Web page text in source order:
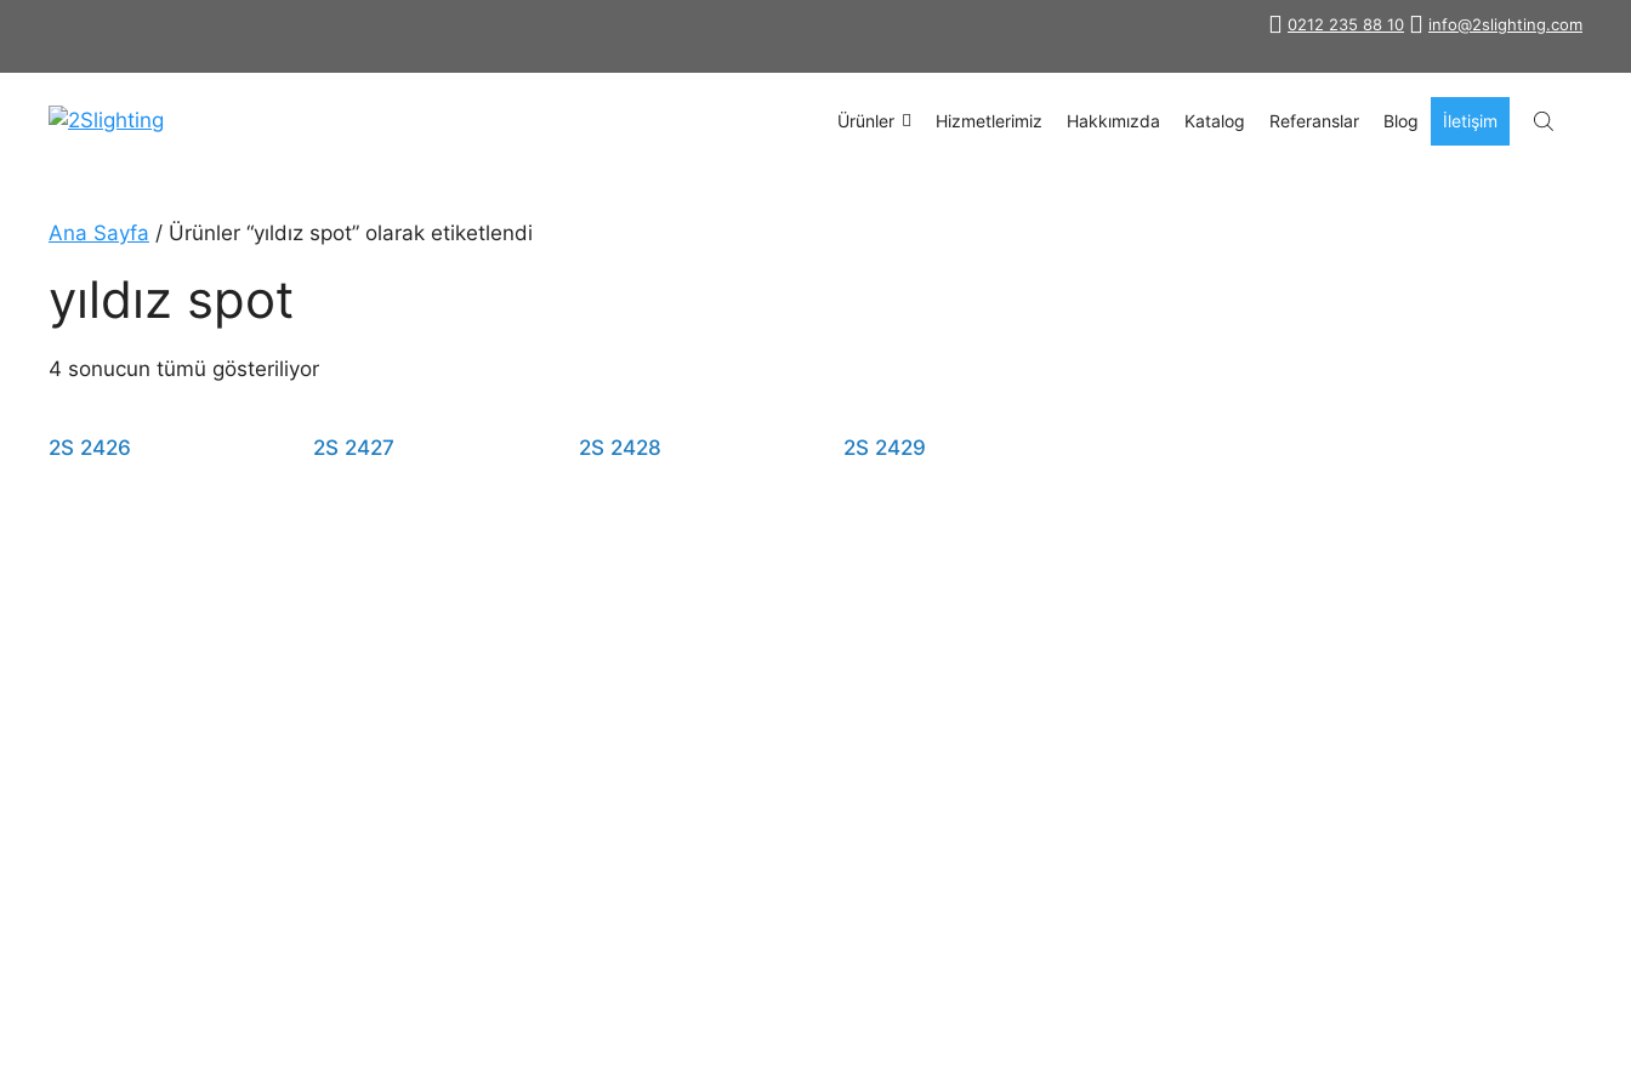
info@2slighting.com
0212 235 88 10
Ürünler Hizmetlerimiz Hakkımızda Katalog Referanslar Blog İletişim
Ana Sayfa / Ürünler “yıldız spot” olarak etiketlendi
yıldız spot
4 sonucun tümü gösteriliyor
2S 2426 2S 2427 2S 2428 2S 2429